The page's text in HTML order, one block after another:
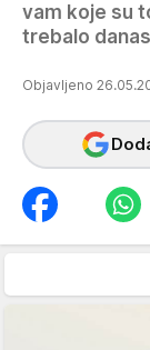
vam koje su
trebalo
Objavljeno